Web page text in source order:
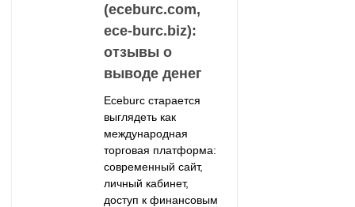
(eceburc.com,
ece-burc.biz):
отзывы о
выводе денег
Eceburc старается
выглядеть как
международная
торговая платформа:
современный сайт,
личный кабинет,
доступ к финансовым